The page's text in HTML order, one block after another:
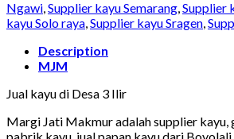
Ngawi Supplier kayu Semarang Supplier
kayu Solo raya Supplier kayu Sragen
Description
MJM
Jual kayu di Desa 3 Ilir
Margi Jati Makmur adalah supplier kayu,